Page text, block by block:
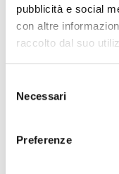
pubblicità e social
con altre
raccolto dal suo
delNecessari
Preferenze